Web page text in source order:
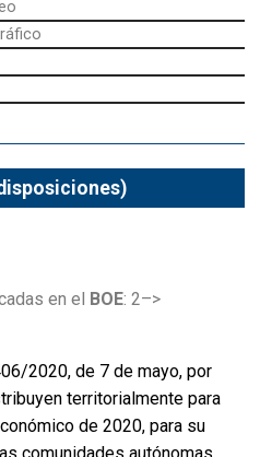
en el BOE: 2–>
2020, de 7 de mayo, por
territorialmente para
de 2020, para su